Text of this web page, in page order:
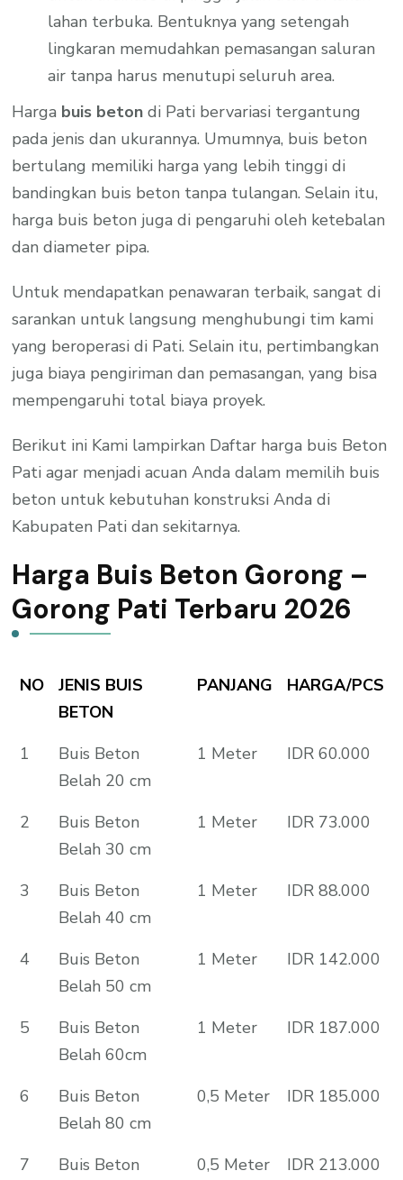
lahan terbuka. Bentuknya yang setengah
lingkaran memudahkan pemasangan saluran
air tanpa harus menutupi seluruh area.
Harga buis beton di Pati bervariasi tergantung
pada jenis dan ukurannya. Umumnya, buis beton
bertulang memiliki harga yang lebih tinggi di
bandingkan buis beton tanpa tulangan. Selain itu,
harga buis beton juga di pengaruhi oleh ketebalan
dan diameter pipa.
Untuk mendapatkan penawaran terbaik, sangat di
sarankan untuk langsung menghubungi tim kami
yang beroperasi di Pati. Selain itu, pertimbangkan
juga biaya pengiriman dan pemasangan, yang bisa
mempengaruhi total biaya proyek.
Berikut ini Kami lampirkan Daftar harga buis Beton
Pati agar menjadi acuan Anda dalam memilih buis
beton untuk kebutuhan konstruksi Anda di
Kabupaten Pati dan sekitarnya.
Harga Buis Beton Gorong –
Gorong Pati Terbaru 2026
NO
JENIS BUIS
BETON
PANJANG HARGA/PCS
1
Buis Beton
Belah 20 cm
1 Meter IDR 60.000
2
Buis Beton
Belah 30 cm
1 Meter IDR 73.000
3
Buis Beton
Belah 40 cm
1 Meter IDR 88.000
4
Buis Beton
Belah 50 cm
1 Meter IDR 142.000
5
Buis Beton
Belah 60cm
1 Meter IDR 187.000
6
Buis Beton
Belah 80 cm
0,5 Meter IDR 185.000
7
Buis Beton
0,5 Meter IDR 213.000